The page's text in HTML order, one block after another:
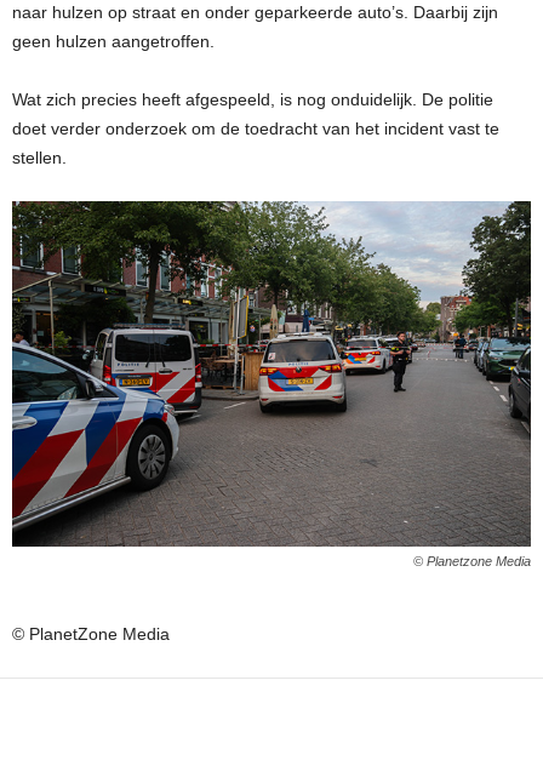
naar hulzen op straat en onder geparkeerde auto’s. Daarbij zijn
geen hulzen aangetroffen.
Wat zich precies heeft afgespeeld, is nog onduidelijk. De politie
doet verder onderzoek om de toedracht van het incident vast te
stellen.
© Planetzone Media
© PlanetZone Media